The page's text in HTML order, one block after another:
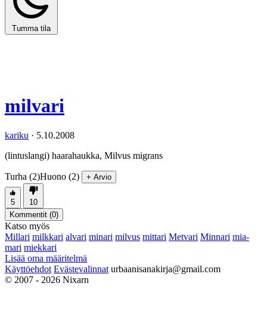
Tumma tila
milvari
kariku · 5.10.2008
(lintuslangi) haarahaukka, Milvus migrans
Turha (2)Huono (2) + Arvio
5
10
Kommentit (0)
Katso myös
Millari milkkari alvari minari milvus mittari Metvari Minnari mia-
mari miekkari
Lisää oma määritelmä
Käyttöehdot Evästevalinnat urbaanisanakirja@gmail.com
© 2007 - 2026 Nixarn